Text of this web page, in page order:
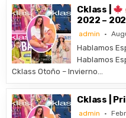
Cklass |
2022 –
admin
Hablamos
Hablamos
Cklass Otoño – Invierno…
Cklass |
admin